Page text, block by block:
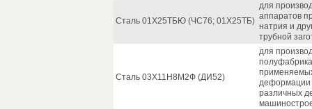
Сталь 01Х25ТБЮ (ЧС76; 01Х25ТБ)
для
аппаратов
натрия и
трубной
Сталь 03Х11Н8М2Ф (ДИ52)
для
деформации
различных